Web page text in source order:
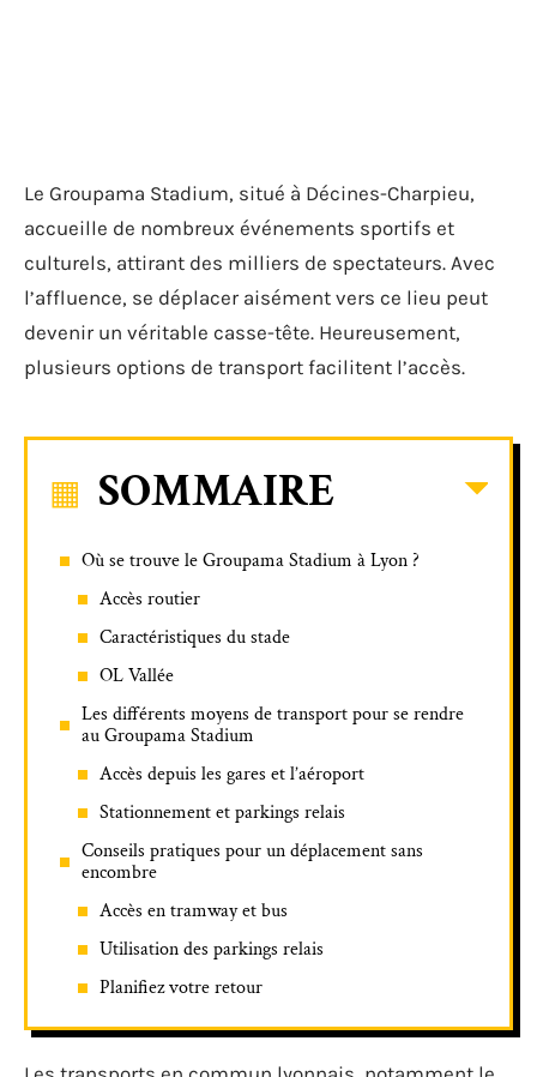
Le Groupama Stadium, situé à Décines-Charpieu,
accueille de nombreux événements sportifs et
culturels, attirant des milliers de spectateurs. Avec
l’affluence, se déplacer aisément vers ce lieu peut
devenir un véritable casse-tête. Heureusement,
plusieurs options de transport facilitent l’accès.
SOMMAIRE
Où se trouve le Groupama Stadium à Lyon ?
Accès routier
Caractéristiques du stade
OL Vallée
Les différents moyens de transport pour se rendre
au Groupama Stadium
Accès depuis les gares et l’aéroport
Stationnement et parkings relais
Conseils pratiques pour un déplacement sans
encombre
Accès en tramway et bus
Utilisation des parkings relais
Planifiez votre retour